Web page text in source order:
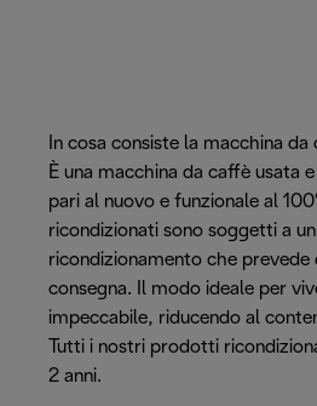
In cosa consiste la macchina
È una macchina da caffè usata
pari al nuovo e funzionale al
ricondizionati sono soggetti a
ricondizionamento che
consegna. Il modo ideale per
impeccabile, riducendo al
Tutti i nostri prodotti
2 anni.